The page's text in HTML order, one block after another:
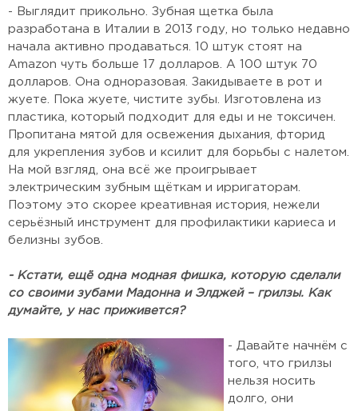
- Выглядит прикольно. Зубная щетка была
разработана в Италии в 2013 году, но только недавно
начала активно продаваться. 10 штук стоят на
Amazon чуть больше 17 долларов. А 100 штук 70
долларов. Она одноразовая. Закидываете в рот и
жуете. Пока жуете, чистите зубы. Изготовлена из
пластика, который подходит для еды и не токсичен.
Пропитана мятой для освежения дыхания, фторид
для укрепления зубов и ксилит для борьбы с налетом.
На мой взгляд, она всё же проигрывает
электрическим зубным щёткам и ирригаторам.
Поэтому это скорее креативная история, нежели
серьёзный инструмент для профилактики кариеса и
белизны зубов.
- Кстати, ещё одна модная фишка, которую сделали
со своими зубами Мадонна и Элджей – грилзы. Как
думайте, у нас приживется?
- Давайте начнём с
того, что грилзы
нельзя носить
долго, они